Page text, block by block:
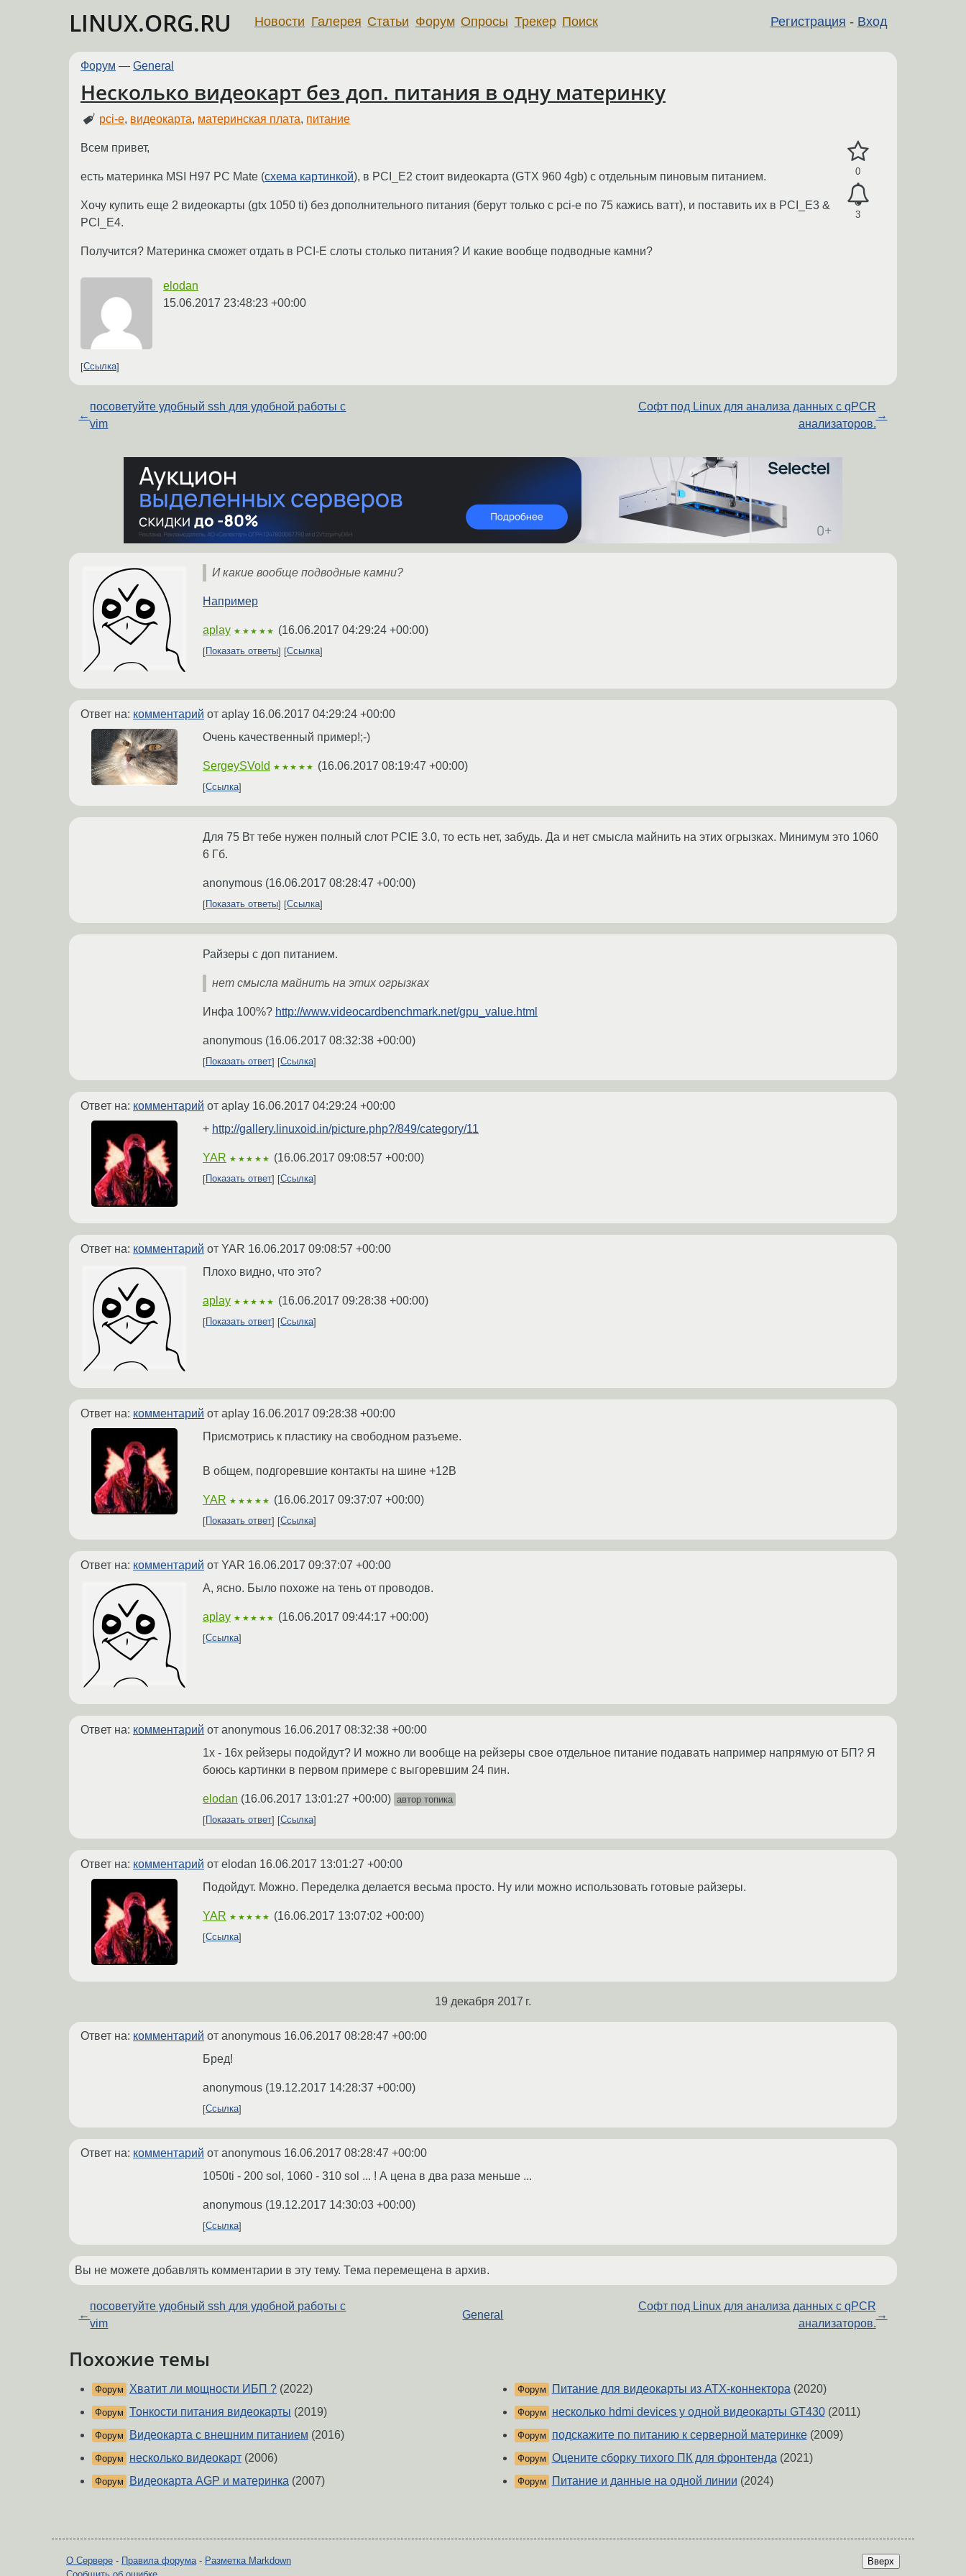
LINUX.ORG.RU Регистрация - Вход
Новости Галерея Статьи Форум Опросы Трекер Поиск
Форум — General
Несколько видеокарт без доп. питания в одну материнку
pci-e, видеокарта, материнская плата, питание
0
3
Всем привет,
есть материнка MSI H97 PC Mate (схема картинкой), в PCI_E2 стоит видеокарта (GTX 960 4gb) с отдельным пиновым питанием.
Хочу купить еще 2 видеокарты (gtx 1050 ti) без дополнительного питания (берут только с pci-e по 75 кажись ватт), и поставить их в PCI_E3 &
PCI_E4.
Получится? Материнка сможет отдать в PCI-E слоты столько питания? И какие вообще подводные камни?
elodan
15.06.2017 23:48:23 +00:00
Ссылка
←
посоветуйте удобный ssh для удобной работы с
vim
Софт под Linux для анализа данных с qPCR
анализаторов.
→
И какие вообще подводные камни?
Например
aplay ★★★★★ (16.06.2017 04:29:24 +00:00)
Показать ответы Ссылка
Ответ на: комментарий от aplay 16.06.2017 04:29:24 +00:00
Очень качественный пример!;-)
SergeySVold ★★★★★ (16.06.2017 08:19:47 +00:00)
Ссылка
Для 75 Вт тебе нужен полный слот PCIE 3.0, то есть нет, забудь. Да и нет смысла майнить на этих огрызках. Минимум это 1060
6 Гб.
anonymous (16.06.2017 08:28:47 +00:00)
Показать ответы Ссылка
Райзеры с доп питанием.
нет смысла майнить на этих огрызках
Инфа 100%? http://www.videocardbenchmark.net/gpu_value.html
anonymous (16.06.2017 08:32:38 +00:00)
Показать ответ Ссылка
Ответ на: комментарий от aplay 16.06.2017 04:29:24 +00:00
+ http://gallery.linuxoid.in/picture.php?/849/category/11
YAR ★★★★★ (16.06.2017 09:08:57 +00:00)
Показать ответ Ссылка
Ответ на: комментарий от YAR 16.06.2017 09:08:57 +00:00
Плохо видно, что это?
aplay ★★★★★ (16.06.2017 09:28:38 +00:00)
Показать ответ Ссылка
Ответ на: комментарий от aplay 16.06.2017 09:28:38 +00:00
Присмотрись к пластику на свободном разъеме.
В общем, подгоревшие контакты на шине +12В
YAR ★★★★★ (16.06.2017 09:37:07 +00:00)
Показать ответ Ссылка
Ответ на: комментарий от YAR 16.06.2017 09:37:07 +00:00
А, ясно. Было похоже на тень от проводов.
aplay ★★★★★ (16.06.2017 09:44:17 +00:00)
Ссылка
Ответ на: комментарий от anonymous 16.06.2017 08:32:38 +00:00
1x - 16x рейзеры подойдут? И можно ли вообще на рейзеры свое отдельное питание подавать например напрямую от БП? Я
боюсь картинки в первом примере с выгоревшим 24 пин.
elodan (16.06.2017 13:01:27 +00:00) автор топика
Показать ответ
Ссылка
Ответ на: комментарий от elodan 16.06.2017 13:01:27 +00:00
Подойдут. Можно. Переделка делается весьма просто. Ну или можно использовать готовые райзеры.
YAR ★★★★★ (16.06.2017 13:07:02 +00:00)
Ссылка
19 декабря 2017 г.
Ответ на: комментарий от anonymous 16.06.2017 08:28:47 +00:00
Бред!
anonymous (19.12.2017 14:28:37 +00:00)
Ссылка
Ответ на: комментарий от anonymous 16.06.2017 08:28:47 +00:00
1050ti - 200 sol, 1060 - 310 sol ... ! А цена в два раза меньше ...
anonymous (19.12.2017 14:30:03 +00:00)
Ссылка
Вы не можете добавлять комментарии в эту тему. Тема перемещена в архив.
←
посоветуйте удобный ssh для удобной работы с
vim
General
Софт под Linux для анализа данных с qPCR
анализаторов.
→
Похожие темы
Форум Хватит ли мощности ИБП ? (2022)
Форум Тонкости питания видеокарты (2019)
Форум Видеокарта с внешним питанием (2016)
Форум несколько видеокарт (2006)
Форум Видеокарта AGP и материнка (2007)
Форум Питание для видеокарты из ATX-коннектора(2020)
Форум несколько hdmi devices у одной видеокарты GT430(2011)
Форум подскажите по питанию к серверной материнке(2009)
Форум Оцените сборку тихого ПК для фронтенда(2021)
Форум Питание и данные на одной линии (2024)
Вверх
О Сервере - Правила форума- Разметка Markdown